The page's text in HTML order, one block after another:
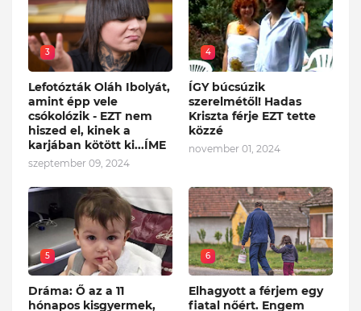
3
Lefotózták Oláh Ibolyát,
amint épp vele
csókolózik - EZT nem
hiszed el, kinek a
karjában kötött ki...ÍME
szeptember 09, 2024
4
ÍGY búcsúzik
szerelmétől! Hadas
Kriszta férje EZT tette
közzé
november 01, 2024
5
Dráma: Ő az a 11
hónapos kisgyermek,
6
Elhagyott a férjem egy
fiatal nőért. Engem